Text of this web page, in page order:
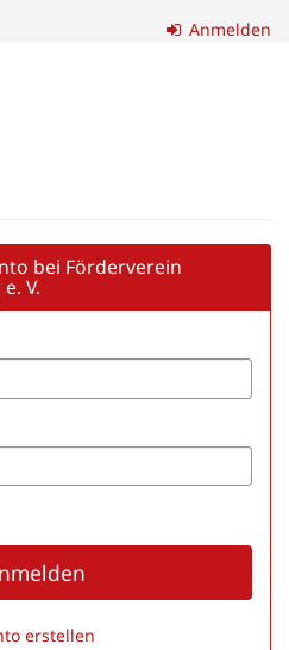
Anmelden
bei Förderverein
V.
erstellen